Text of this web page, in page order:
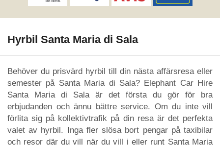
Hyrbil Santa Maria di Sala
Behöver du prisvärd hyrbil till din nästa affärsresa eller
semester på Santa Maria di Sala? Elephant Car Hire
Santa Maria di Sala är det första du gör för bra
erbjudanden och ännu bättre service. Om du inte vill
förlita sig på kollektivtrafik på din resa är det perfekta
valet av hyrbil. Inga fler slösa bort pengar på taxibilar
och resor där du vill när du vill i eller runt Santa Maria